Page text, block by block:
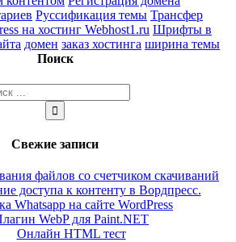
Руссификация темы Трансфер
на хостинг Webhost1.ru Шрифты в
домен заказ хостинга ширина темы
Поиск
Свежие записи
файлов со счетчиком скачиваний
доступа к контенту в Вордпресс.
Whatsapp на сайте WordPress
WebP для Paint.NET
Онлайн HTML тест